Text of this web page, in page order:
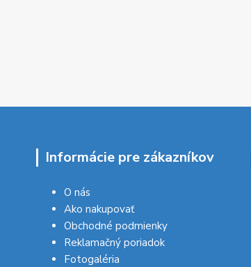
Informácie pre zákazníkov
O nás
Ako nakupovať
Obchodné podmienky
Reklamačný poriadok
Fotogaléria